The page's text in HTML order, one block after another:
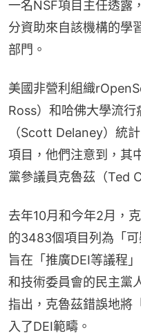
一名NSF項目主任透露
分資助來自該機構的學
部門。
美國非營利組織
Ross）和哈佛大學流行
（Scott Delaney）統
項目，他們注意到，其
黨參議員克魯茲（Ted
去年10月和今年2月，
的3483個項目列為「
旨在「推廣DEI等議程
和技術委員會的民主黨
指出，克魯茲錯誤地將
入了DEI範疇。